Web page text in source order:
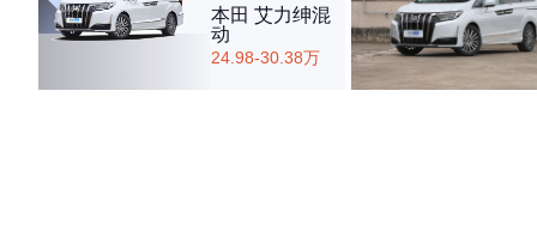
本田 艾力绅混
动
24.98-30.38万